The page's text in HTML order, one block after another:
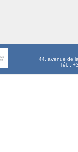
44, avenue de
Tél. :